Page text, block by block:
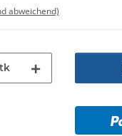
abweichend)